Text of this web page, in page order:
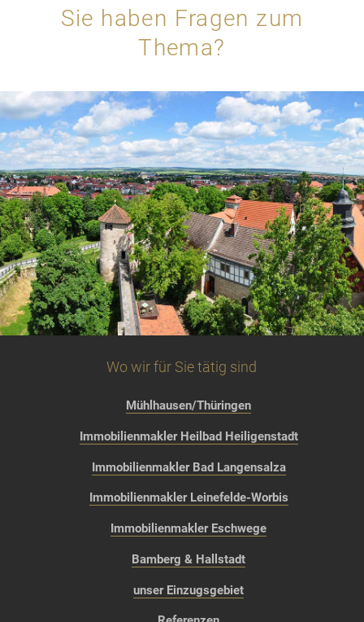
Sie haben Fragen zum
Thema?
Wo wir für Sie tätig sind
Mühlhausen/Thüringen
Immobilienmakler Heilbad Heiligenstadt
Immobilienmakler Bad Langensalza
Immobilienmakler Leinefelde-Worbis
Immobilienmakler Eschwege
Bamberg & Hallstadt
unser Einzugsgebiet